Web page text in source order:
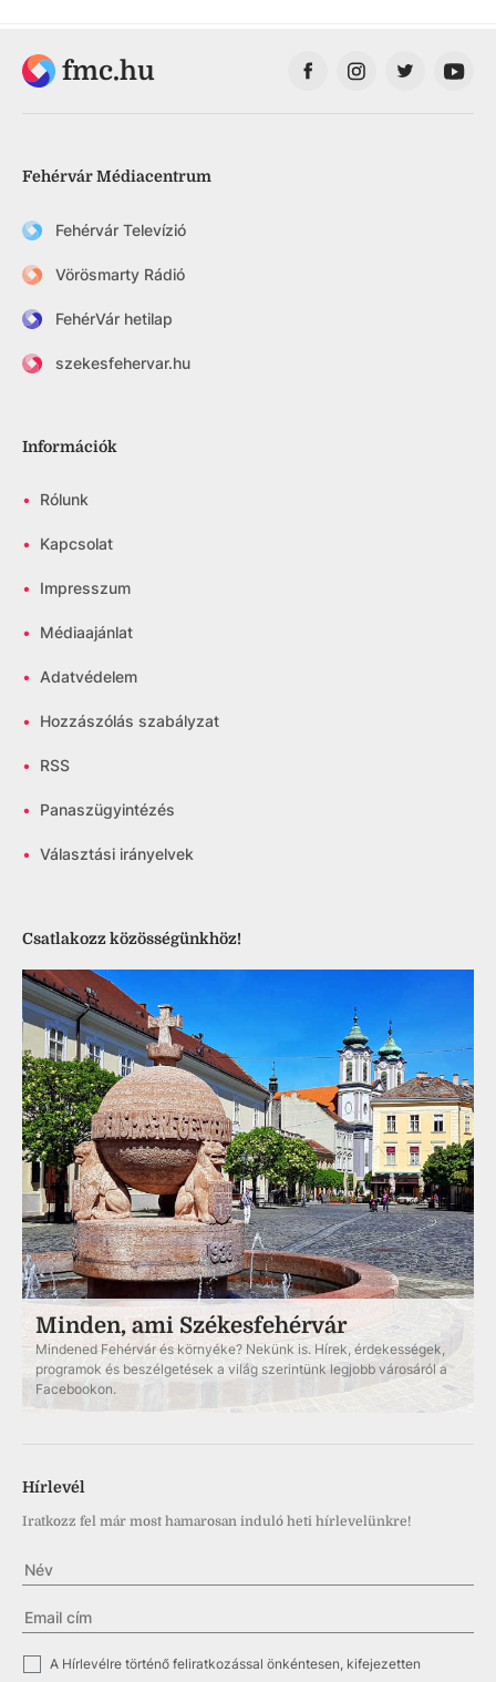
fmc.hu
Fehérvár Médiacentrum
Fehérvár Televízió
Vörösmarty Rádió
FehérVár hetilap
szekesfehervar.hu
Információk
• Rólunk
• Kapcsolat
• Impresszum
• Médiaajánlat
• Adatvédelem
• Hozzászólás szabályzat
• RSS
• Panaszügyintézés
• Választási irányelvek
Csatlakozz közösségünkhöz!
Minden, ami Székesfehérvár
Mindened Fehérvár és környéke? Nekünk is. Hírek, érdekességek,
programok és beszélgetések a világ szerintünk legjobb városáról a
Facebookon.
Hírlevél
Iratkozz fel már most hamarosan induló heti hírlevelünkre!
A Hírlevélre történő feliratkozással önkéntesen, kifejezetten